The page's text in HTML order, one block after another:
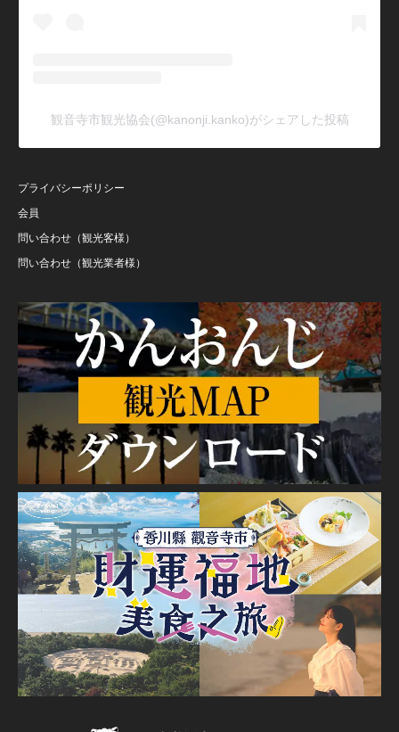
観音寺市観光協会(@kanonji.kanko)がシェアした投稿
プライバシーポリシー
会員
問い合わせ（観光客様）
問い合わせ（観光業者様）